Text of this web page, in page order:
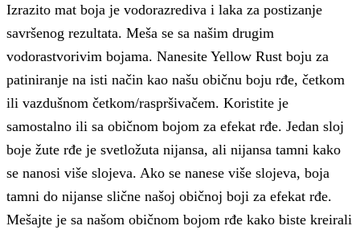
Izrazito mat boja je vodorazrediva i laka za postizanje
savršenog rezultata. Meša se sa našim drugim
vodorastvorivim bojama. Nanesite Yellow Rust boju za
patiniranje na isti način kao našu običnu boju rđe, četkom
ili vazdušnom četkom/raspršivačem. Koristite je
samostalno ili sa običnom bojom za efekat rđe. Jedan sloj
boje žute rđe je svetložuta nijansa, ali nijansa tamni kako
se nanosi više slojeva. Ako se nanese više slojeva, boja
tamni do nijanse slične našoj običnoj boji za efekat rđe.
Mešajte je sa našom običnom bojom rđe kako biste kreirali